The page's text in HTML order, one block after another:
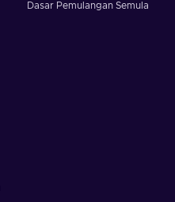
Dasar Pemulangan Semula